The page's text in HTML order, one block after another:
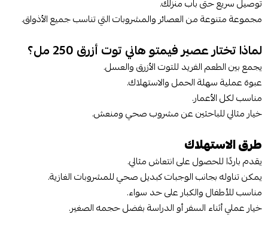
مجموعة متنوعة من العصائر والمشروبات التي تناسب جميع الأذواق.
لماذا تختار عصير فيمتو هاني توت أزرق 250 مل؟
يجمع بين الطعم الفريد للتوت الأزرق والعسل.
عبوة عملية سهلة الحمل والاستهلاك.
مناسب لكل الأعمار.
خيار مثالي للباحثين عن مشروب صحي ومنعش.
طرق الاستهلاك
يقدم باردًا للحصول على انتعاش مثالي.
يمكن تناوله بجانب الوجبات كبديل صحي للمشروبات الغازية.
مناسب للأطفال والكبار على حد سواء.
خيار عملي أثناء السفر أو الدراسة بفضل حجمه الصغير.